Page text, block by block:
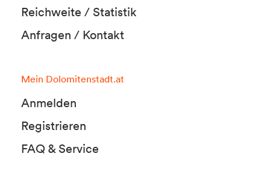
Reichweite / Statistik
Anfragen / Kontakt
Mein Dolomitenstadt.at
Anmelden
Registrieren
FAQ & Service